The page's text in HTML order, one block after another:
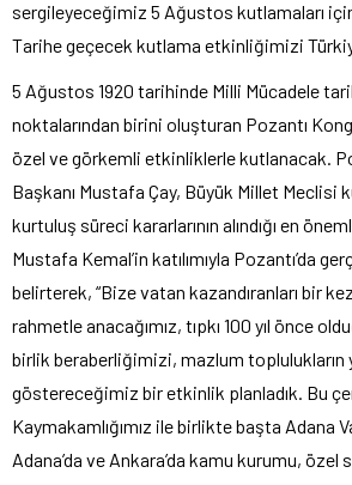
sergileyeceğimiz 5 Ağustos kutlamaları için
Tarihe geçecek kutlama etkinliğimizi
5 Ağustos 1920 tarihinde Milli Mücadele
noktalarından birini oluşturan Pozantı
özel ve görkemli etkinliklerle kutlanacak.
Başkanı Mustafa Çay, Büyük Millet Meclisi
kurtuluş süreci kararlarının alındığı en
Mustafa Kemal’in katılımıyla Pozantı’da
belirterek, “Bize vatan kazandıranları bir
rahmetle anacağımız, tıpkı 100 yıl önce
birlik beraberliğimizi, mazlum toplulukların
göstereceğimiz bir etkinlik planladık. Bu
Kaymakamlığımız ile birlikte başta Adana
Adana’da ve Ankara’da kamu kurumu, özel